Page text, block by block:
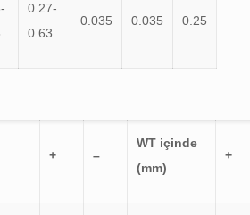
0.27-
0.63
0.035 0.035 0.25
+ –
WT içinde
(mm)
+